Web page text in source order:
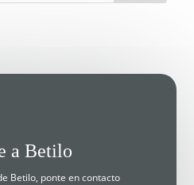
a Betilo
Betilo, ponte en contacto